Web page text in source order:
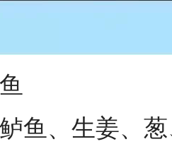
鱼、生姜、